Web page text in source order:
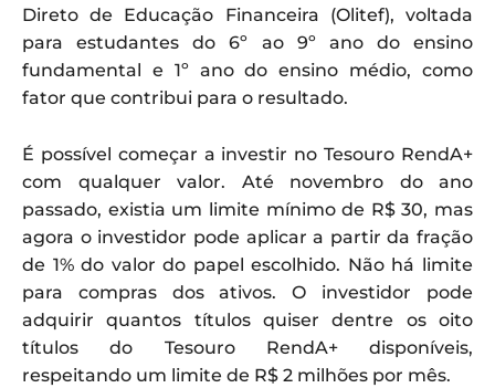
Direto de Educação Financeira (Olitef), voltada
para estudantes do 6º ao 9º ano do ensino
fundamental e 1º ano do ensino médio, como
fator que contribui para o resultado.
É possível começar a investir no Tesouro RendA+
com qualquer valor. Até novembro do ano
passado, existia um limite mínimo de R$ 30, mas
agora o investidor pode aplicar a partir da fração
de 1% do valor do papel escolhido. Não há limite
para compras dos ativos. O investidor pode
adquirir quantos títulos quiser dentre os oito
títulos do Tesouro RendA+ disponíveis,
respeitando um limite de R$ 2 milhões por mês.